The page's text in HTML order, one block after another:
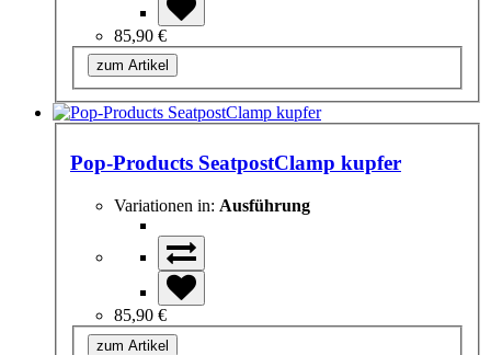
85,90 €
zum Artikel
Pop-Products SeatpostClamp kupfer
Variationen in: Ausführung
85,90 €
zum Artikel